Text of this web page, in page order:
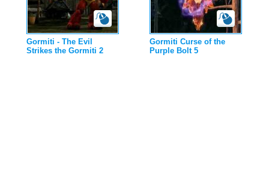
Gormiti - The Evil
Strikes the Gormiti 2
Gormiti Curse of the
Purple Bolt 5